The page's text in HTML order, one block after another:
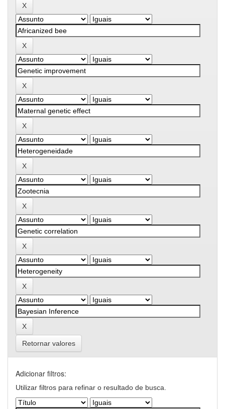
Retornar valores
Adicionar filtros:
Utilizar filtros para refinar o resultado de busca.